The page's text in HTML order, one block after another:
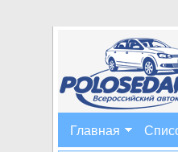
Главная